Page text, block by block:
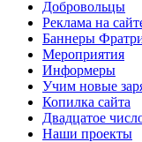
Добровольцы
Реклама на
Баннеры
Мероприятия
Информеры
Учим новые
Копилка сайта
Двадцатое
Наши проекты